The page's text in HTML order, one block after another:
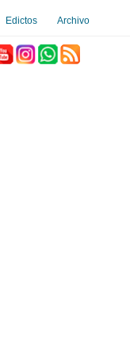
Edictos Archivo